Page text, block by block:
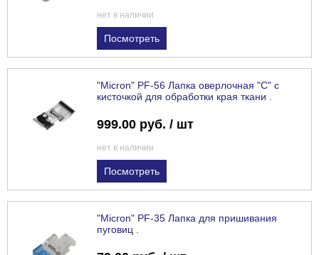
нет в наличии
Посмотреть
"Micron" PF-56 Лапка оверлочная "С" с
кисточкой для обработки края ткани .
999.00 руб. / шт
нет в наличии
Посмотреть
"Micron" PF-35 Лапка для пришивания
пуговиц .